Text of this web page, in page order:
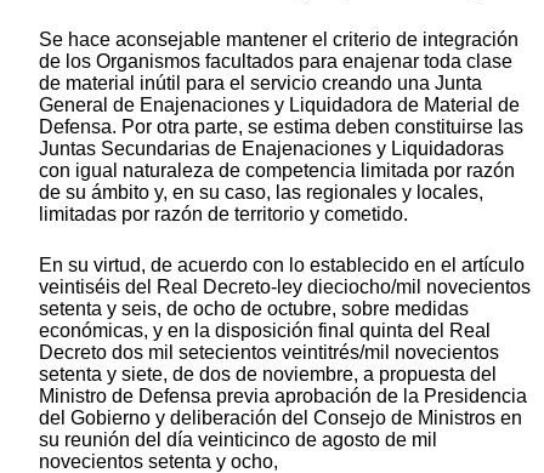
Se hace aconsejable mantener el criterio de integración
de los Organismos facultados para enajenar toda clase
de material inútil para el servicio creando una Junta
General de Enajenaciones y Liquidadora de Material de
Defensa. Por otra parte, se estima deben constituirse las
Juntas Secundarias de Enajenaciones y Liquidadoras
con igual naturaleza de competencia limitada por razón
de su ámbito y, en su caso, las regionales y locales,
limitadas por razón de territorio y cometido.
En su virtud, de acuerdo con lo establecido en el artículo
veintiséis del Real Decreto-ley dieciocho/mil novecientos
setenta y seis, de ocho de octubre, sobre medidas
económicas, y en la disposición final quinta del Real
Decreto dos mil setecientos veintitrés/mil novecientos
setenta y siete, de dos de noviembre, a propuesta del
Ministro de Defensa previa aprobación de la Presidencia
del Gobierno y deliberación del Consejo de Ministros en
su reunión del día veinticinco de agosto de mil
novecientos setenta y ocho,